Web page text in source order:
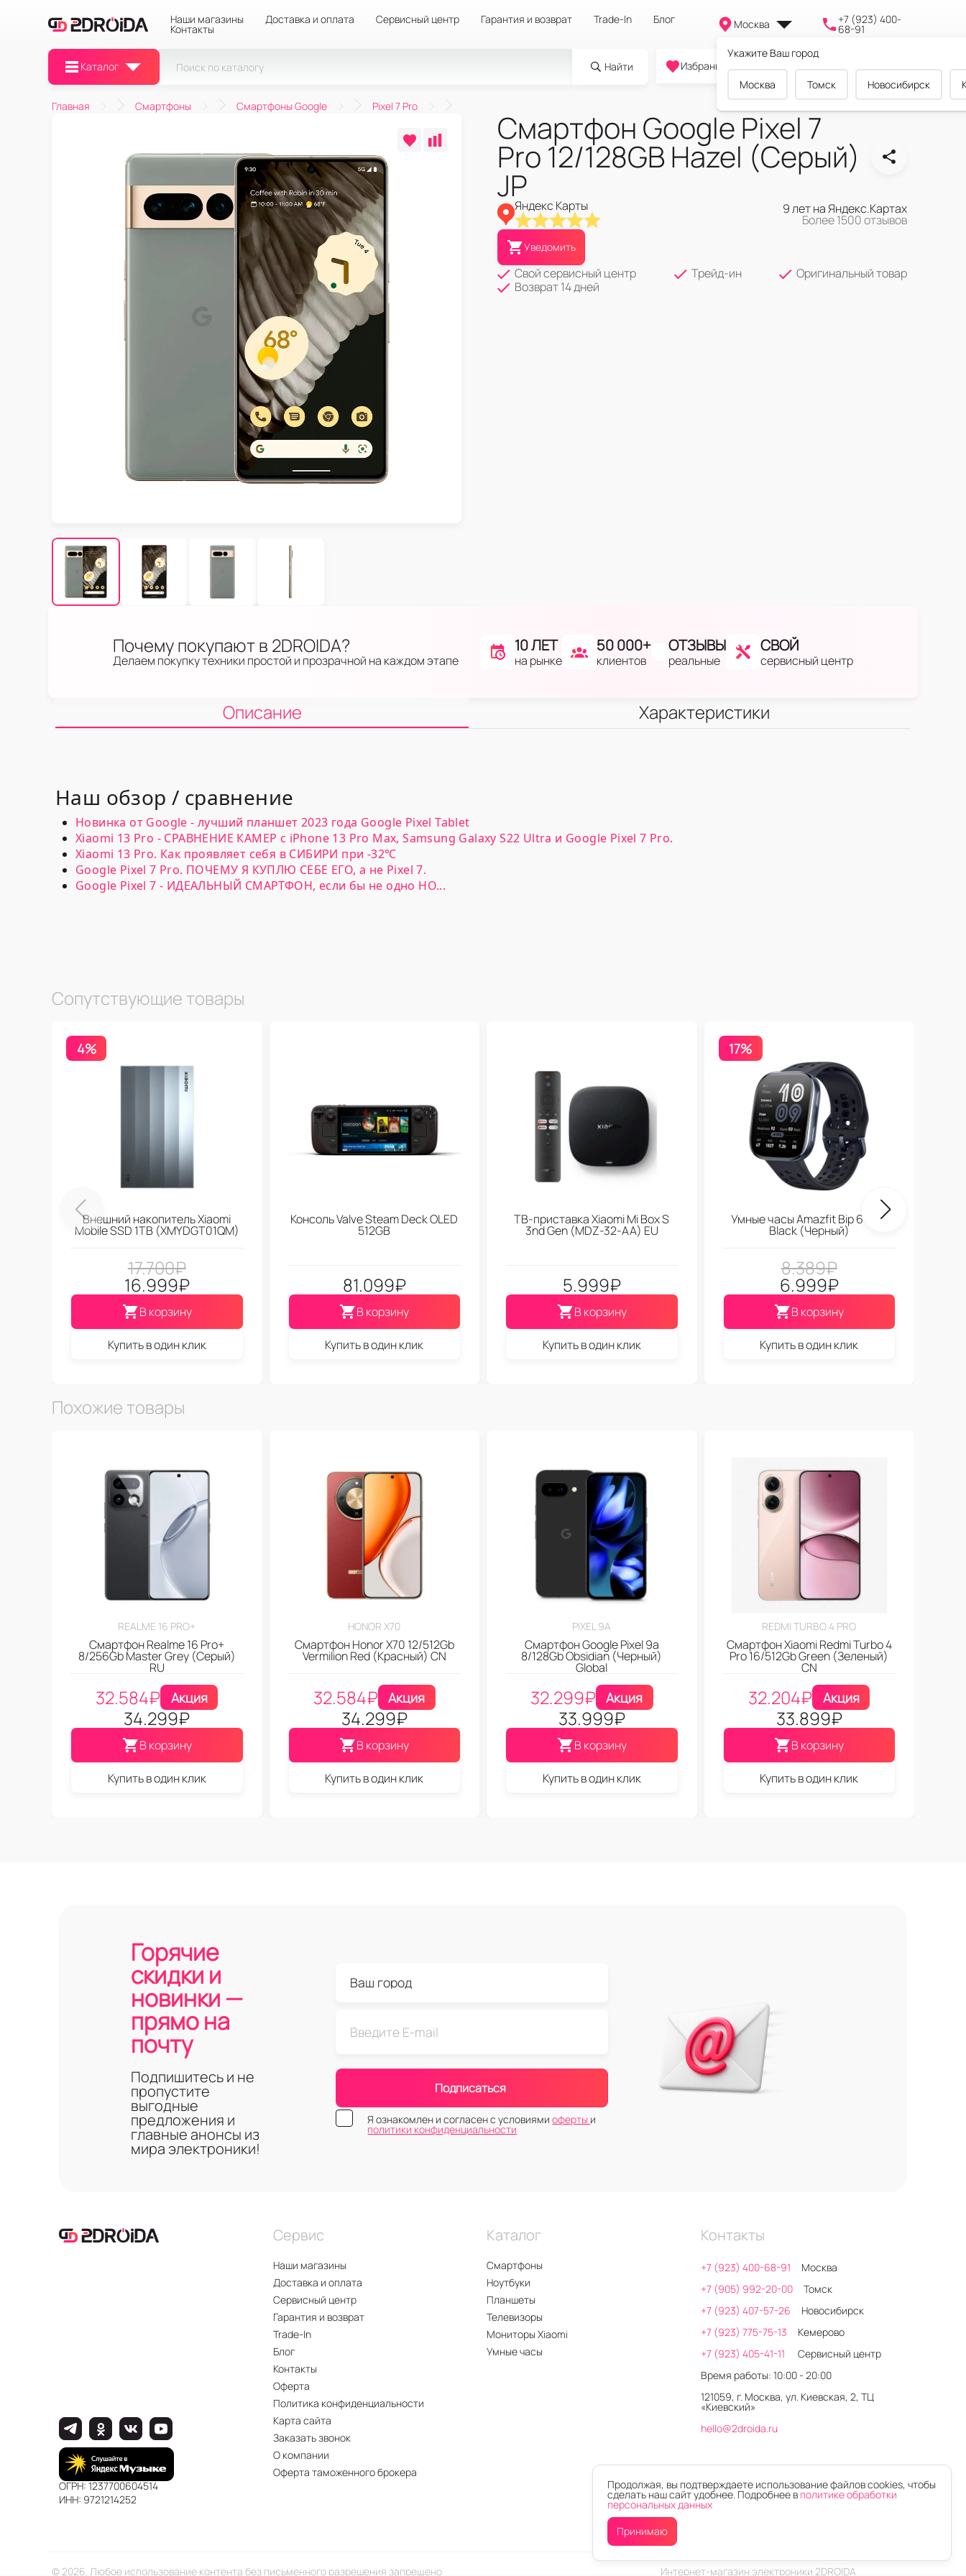
Наши магазины Доставка и оплата Сервисный центр Гарантия и возврат Trade-In Блог
Контакты Москва
Укажите Ваш город
Москва Томск Новосибирск
+7 (923) 400-
68-91
Каталог Найти
0
Избранное Cравнение Корзина
Главная Смартфоны Смартфоны Google Pixel 7 Pro
Смартфон Google Pixel 7
Pro 12/128GB Hazel (Серый)
JP
Яндекс Карты 9 лет на Яндекс.Картах
Более 1500 отзывов
Уведомить
Свой сервисный центр Трейд-ин
Оригинальный товар
Возврат 14 дней
Почему покупают в 2DROIDA?
Делаем покупку техники простой и прозрачной на каждом этапе
10 ЛЕТ
на рынке
50 000+
клиентов
ОТЗЫВЫ
реальные
СВОЙ
сервисный центр
Описание Характеристики
Наш обзор / сравнение
Новинка от Google - лучший планшет 2023 года Google Pixel Tablet
Xiaomi 13 Pro - СРАВНЕНИЕ КАМЕР с iPhone 13 Pro Max, Samsung Galaxy S22 Ultra и Google Pixel 7 Pro.
Xiaomi 13 Pro. Как проявляет себя в СИБИРИ при -32℃
Google Pixel 7 Pro. ПОЧЕМУ Я КУПЛЮ СЕБЕ ЕГО, а не Pixel 7.
Google Pixel 7 - ИДЕАЛЬНЫЙ СМАРТФОН, если бы не одно НО...
Сопутствующие товары
4%
Внешний накопитель Xiaomi
Mobile SSD 1TB (XMYDGT01QM)
17.700₽
16.999₽
В корзину
Купить в один клик
Консоль Valve Steam Deck OLED
512GB
81.099₽
В корзину
Купить в один клик
ТВ-приставка Xiaomi Mi Box S
3nd Gen (МDZ-32-АА) EU
5.999₽
В корзину
Купить в один клик
17%
Умные часы Amazfit Bip 6 Soft
Black (Черный)
8.389₽
6.999₽
В корзину
Купить в один клик
Похожие товары
REALME 16 PRO+
Смартфон Realme 16 Pro+
8/256Gb Master Grey (Серый)
RU
32.584₽ Акция
34.299₽
В корзину
Купить в один клик
HONOR X70
Смартфон Honor X70 12/512Gb
Vermilion Red (Красный) CN
32.584₽ Акция
34.299₽
В корзину
Купить в один клик
PIXEL 9A
Смартфон Google Pixel 9a
8/128Gb Obsidian (Черный)
Global
32.299₽ Акция
33.999₽
В корзину
Купить в один клик
REDMI TURBO 4 PRO
Смартфон Xiaomi Redmi Turbo 4
Pro 16/512Gb Green (Зеленый)
CN
32.204₽ Акция
33.899₽
В корзину
Купить в один клик
Горячие
скидки и
новинки —
прямо на
почту
Подпишитесь и не
пропустите
выгодные
предложения и
главные анонсы из
мира электроники!
Подписаться
Я ознакомлен и согласен с условиямиоферты и
политики конфиденциальности
Сервис
Наши магазины
Доставка и оплата
Сервисный центр
Гарантия и возврат
Trade-In
Блог
Контакты
Оферта
Политика конфиденциальности
Карта сайта
Заказать звонок
О компании
Оферта таможенного брокера
Каталог
Смартфоны
Ноутбуки
Планшеты
Телевизоры
Мониторы Xiaomi
Умные часы
Контакты
+7 (923) 400-68-91
Москва
+7 (905) 992-20-00
Томск
+7 (923) 407-57-26
Новосибирск
+7 (923) 775-75-13
Кемерово
+7 (923) 405-41-11
Сервисный центр
Время работы: 10:00 - 20:00
121059, г. Москва, ул. Киевская, 2, ТЦ
«Киевский»
hello@2droida.ru
ОГРН: 1237700604514
ИНН: 9721214252
© 2026. Любое использование контента без письменного разрешения запрещено Интернет-магазин электроники 2DROIDA
Продолжая, вы подтверждаете использование файлов cookies, чтобы
сделать наш сайт удобнее. Подробнее в политике обработки
персональных данных
Принимаю